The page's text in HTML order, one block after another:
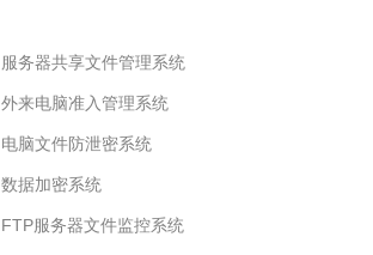
服务器共享文件管理系统
外来电脑准入管理系统
电脑文件防泄密系统
数据加密系统
FTP服务器文件监控系统